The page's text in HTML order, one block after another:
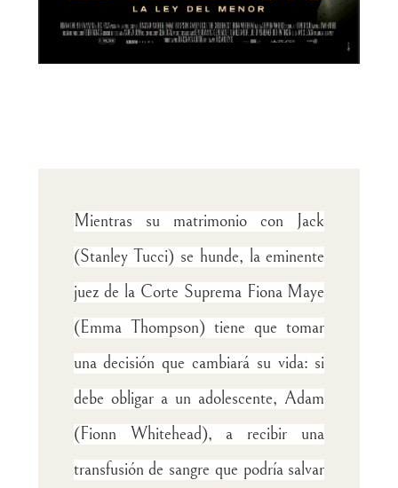
Mientras su matrimonio con Jack
(Stanley Tucci) se hunde, la eminente
juez de la Corte Suprema Fiona Maye
(Emma Thompson) tiene que tomar
una decisión que cambiará su vida: si
debe obligar a un adolescente, Adam
(Fionn Whitehead), a recibir una
transfusión de sangre que podría salvar